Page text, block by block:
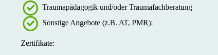
Traumapädagogik und/oder Traumafachberatung
Sonstige Angebote (z.B. AT, PMR):
Zertifikate: